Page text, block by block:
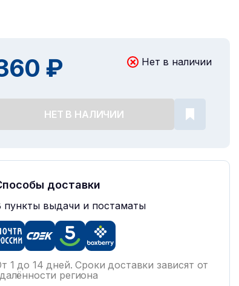
₽ Нет в наличии
НЕТ В НАЛИЧИИ
доставки
пункты выдачи и постаматы
1 до 14 дней. Сроки доставки зависят от
региона